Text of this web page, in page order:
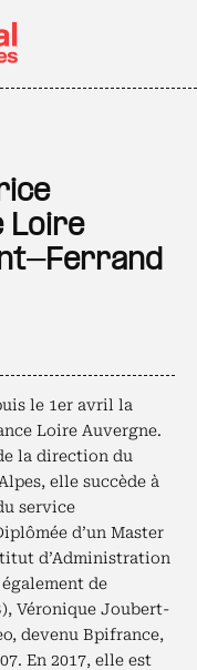
Loire
Ferrand
le 1er avril la
Loire Auvergne.
la direction du
elle succède à
service
d’un Master
d’Administration
de
Véronique Joubert-
devenu Bpifrance,
En 2017, elle est